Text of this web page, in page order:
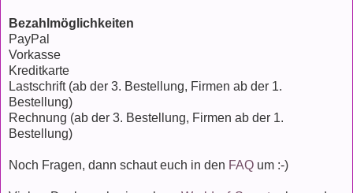
Bezahlmöglichkeiten
PayPal
Vorkasse
Kreditkarte
Lastschrift (ab der 3. Bestellung, Firmen ab der 1.
Bestellung)
Rechnung (ab der 3. Bestellung, Firmen ab der 1.
Bestellung)
Noch Fragen, dann schaut euch in den FAQ um :-)